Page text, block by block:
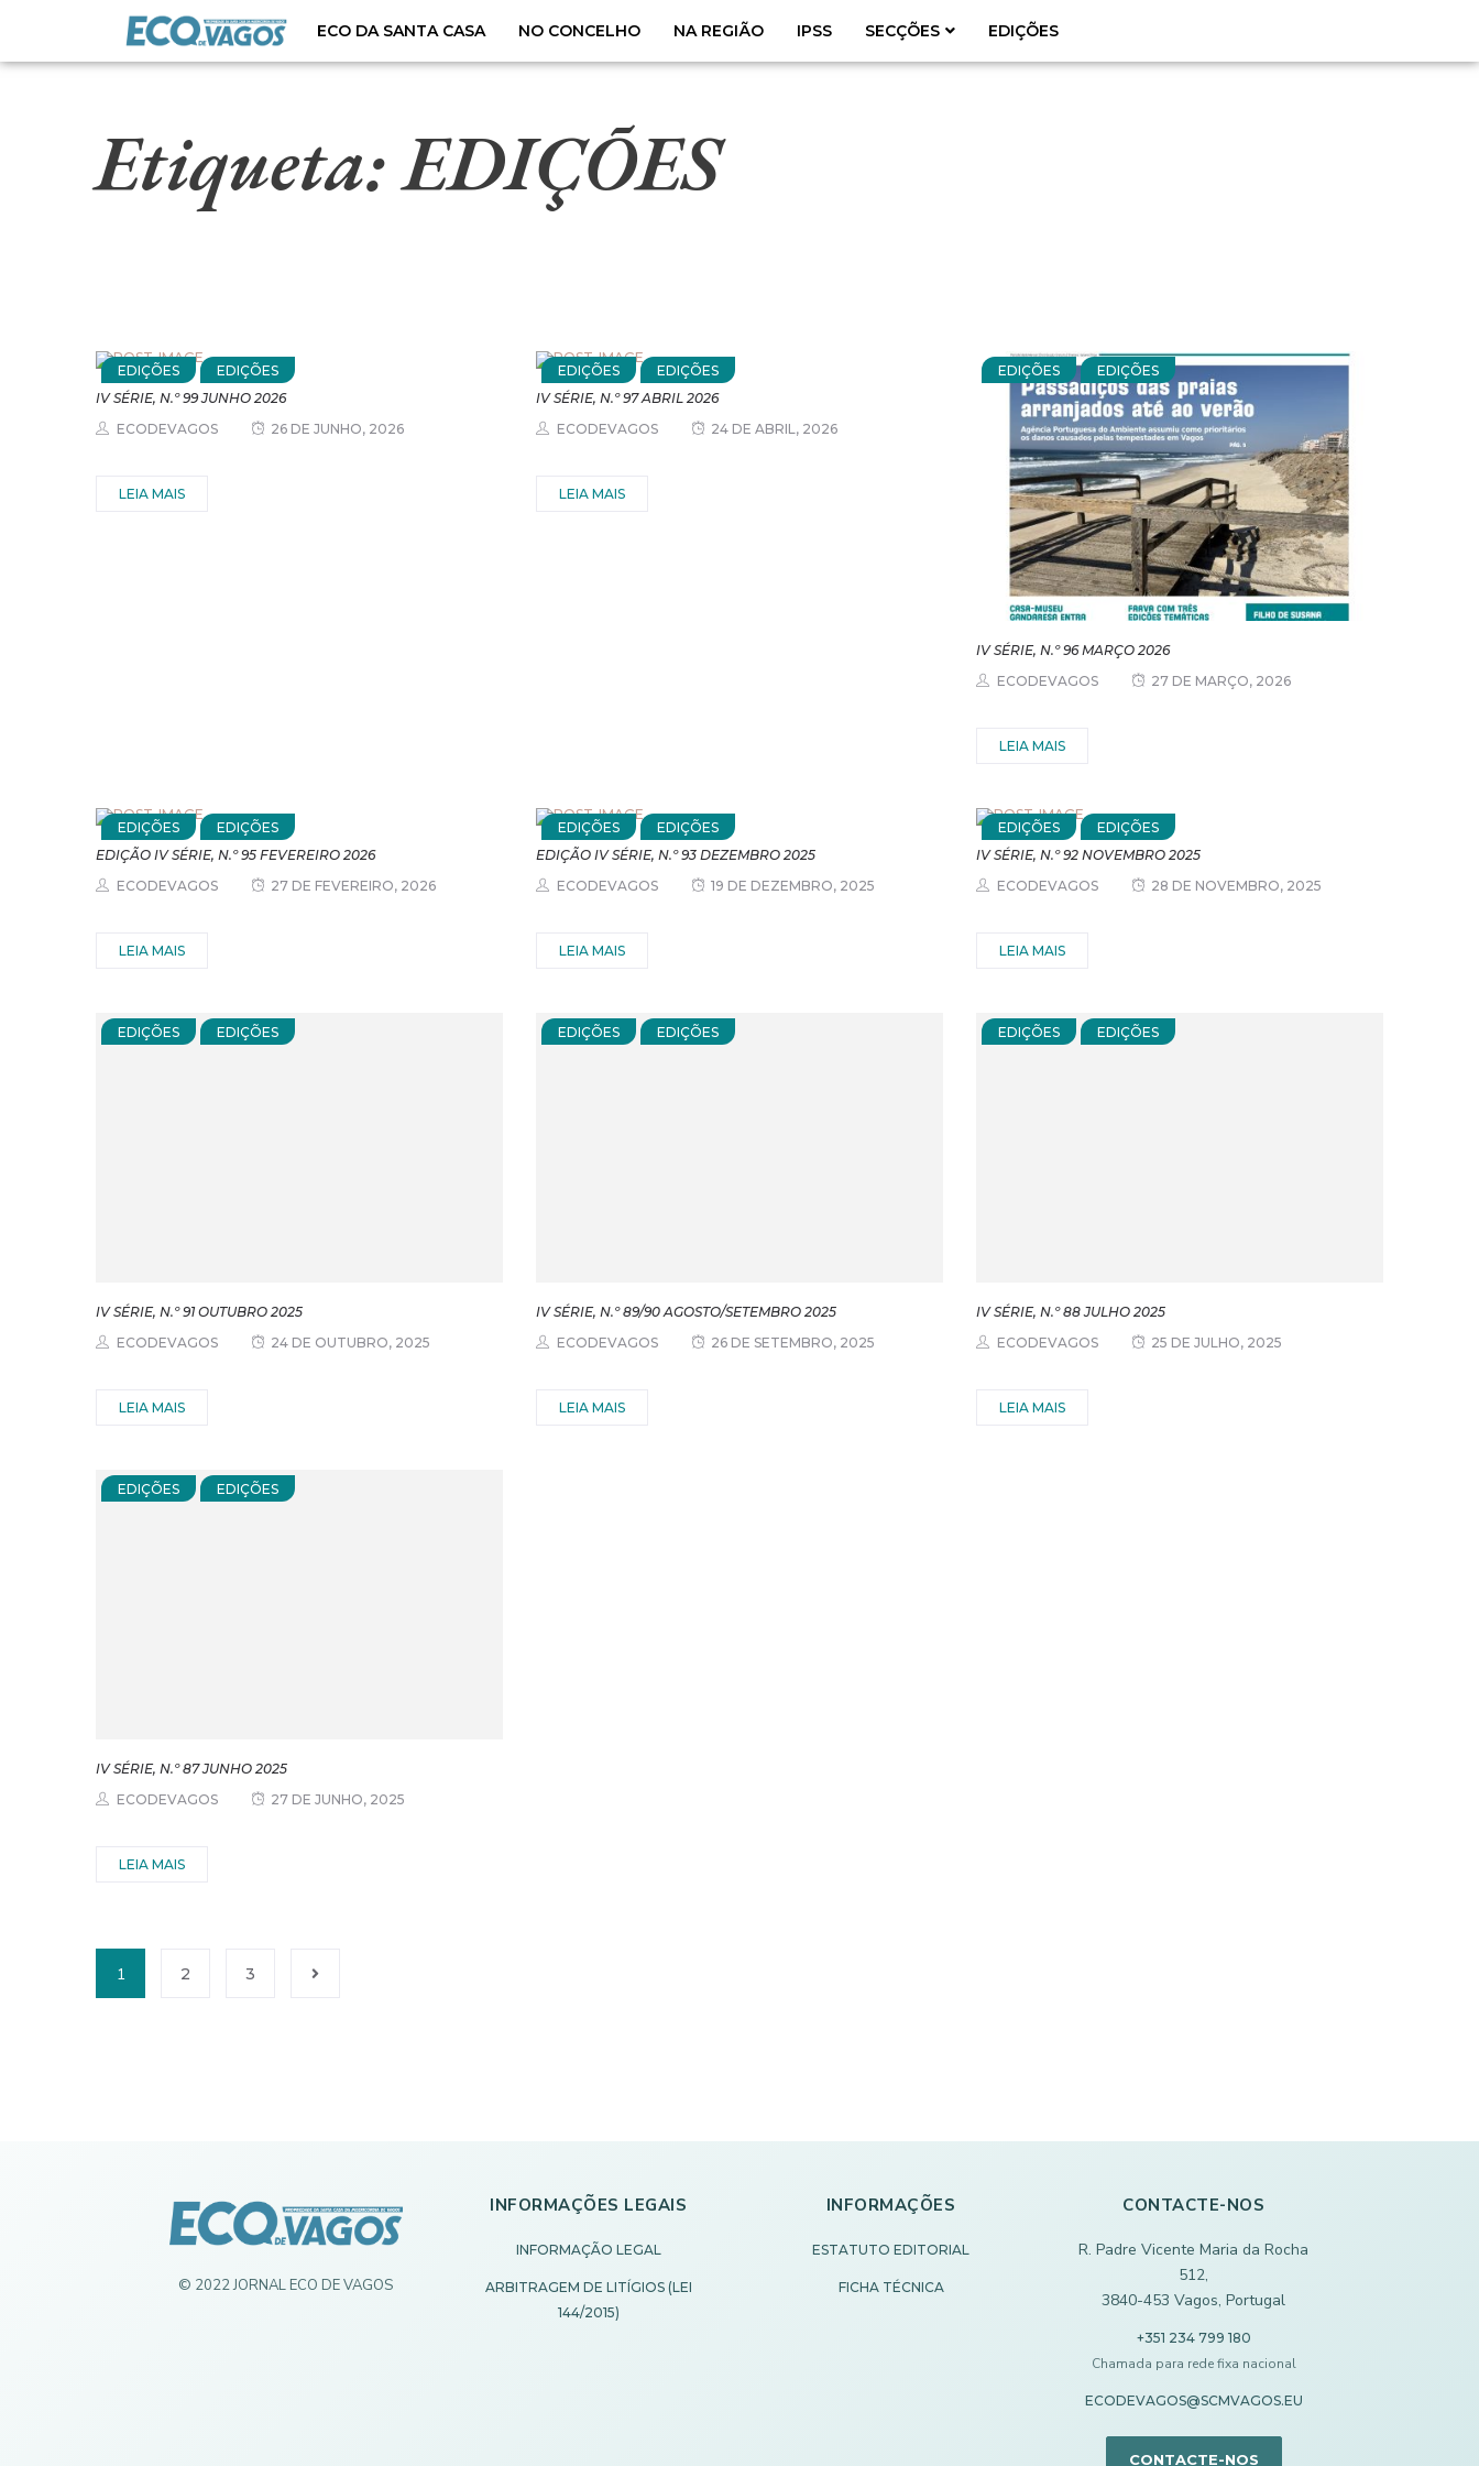
ECO DA SANTA CASA NO CONCELHO NA REGIÃO IPSS SECÇÕES EDIÇÕES
Etiqueta:EDIÇÕES
EDIÇÕES
EDIÇÕES
IV SÉRIE, N.º 99 JUNHO 2026
ECODEVAGOS
26 DE JUNHO, 2026
LEIA MAIS
EDIÇÕES
EDIÇÕES
IV SÉRIE, N.º 97 ABRIL 2026
ECODEVAGOS
24 DE ABRIL, 2026
LEIA MAIS
EDIÇÕES EDIÇÕES
IV SÉRIE, N.º 96 MARÇO 2026
ECODEVAGOS
27 DE MARÇO, 2026
LEIA MAIS
EDIÇÕES
EDIÇÕES
EDIÇÃO IV SÉRIE, N.º 95 FEVEREIRO 2026
ECODEVAGOS
27 DE FEVEREIRO, 2026
LEIA MAIS
EDIÇÕES
EDIÇÕES
EDIÇÃO IV SÉRIE, N.º 93 DEZEMBRO 2025
ECODEVAGOS
19 DE DEZEMBRO, 2025
LEIA MAIS
EDIÇÕES
EDIÇÕES
IV SÉRIE, N.º 92 NOVEMBRO 2025
ECODEVAGOS
28 DE NOVEMBRO, 2025
LEIA MAIS
EDIÇÕES EDIÇÕES
IV SÉRIE, N.º 91 OUTUBRO 2025
ECODEVAGOS
24 DE OUTUBRO, 2025
LEIA MAIS
EDIÇÕES EDIÇÕES
IV SÉRIE, N.º 89/90 AGOSTO/SETEMBRO 2025
ECODEVAGOS
26 DE SETEMBRO, 2025
LEIA MAIS
EDIÇÕES EDIÇÕES
IV SÉRIE, N.º 88 JULHO 2025
ECODEVAGOS
25 DE JULHO, 2025
LEIA MAIS
EDIÇÕES EDIÇÕES
IV SÉRIE, N.º 87 JUNHO 2025
ECODEVAGOS
27 DE JUNHO, 2025
LEIA MAIS
1 2 3
© 2022 JORNAL ECO DE VAGOS
INFORMAÇÕES LEGAIS
INFORMAÇÃO LEGAL
ARBITRAGEM DE LITÍGIOS (LEI
144/2015)
INFORMAÇÕES
ESTATUTO EDITORIAL
FICHA TÉCNICA
CONTACTE-NOS
R. Padre Vicente Maria da Rocha
512,
3840-453 Vagos, Portugal
+351 234 799 180
Chamada para rede fixa nacional
ECODEVAGOS@SCMVAGOS.EU
CONTACTE-NOS